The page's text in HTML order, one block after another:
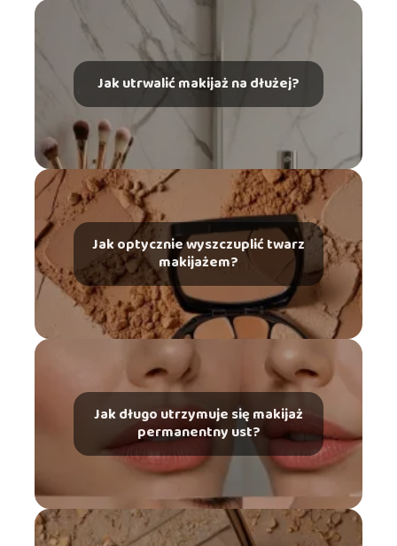
Jak utrwalić makijaż na dłużej?
Jak optycznie wyszczuplić twarz
makijażem?
Jak długo utrzymuje się makijaż
permanentny ust?